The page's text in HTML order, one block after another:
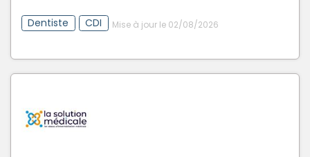
Dentiste CDI Mise à jour le 02/08/2026